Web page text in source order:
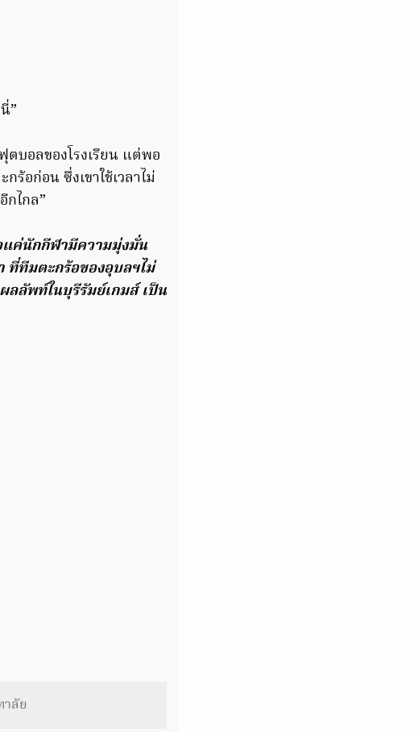
”
ตบอลของโรงเรียน แต่พอ
ร้อก่อน ซึ่งเขาใช้เวลาไม่
ไกล”
แค่นักกีฬามีความมุ่งมั่น
ที่ทีมตะกร้อของอุบลฯไม่
ลลัพท์ในบุรีรัมย์เกมส์ เป็น
าลัย